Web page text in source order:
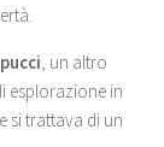
, un altro
esplorazione in
si trattava di un